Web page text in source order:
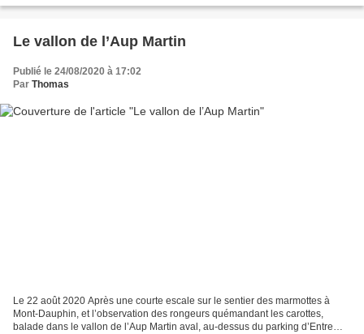
Le vallon de l’Aup Martin
Publié le 24/08/2020 à 17:02
Par Thomas
Le 22 août 2020 Après une courte escale sur le sentier des marmottes à
Mont-Dauphin, et l’observation des rongeurs quémandant les carottes,
balade dans le vallon de l’Aup Martin aval, au-dessus du parking d’Entre